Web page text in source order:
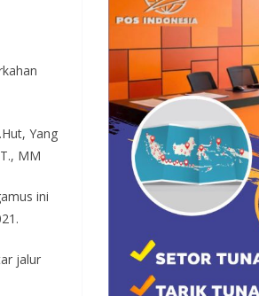
Yang
MM
ini
jalur